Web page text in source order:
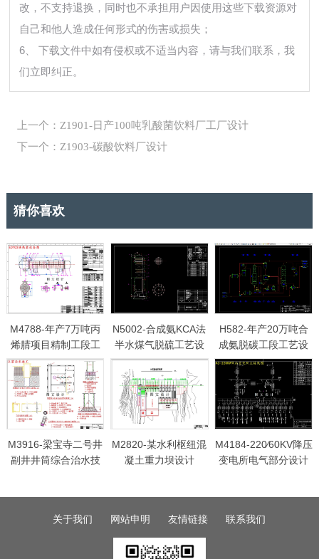
改，不支持退换，同时也不承担用户因使用这些下载资源对
自己和他人造成任何形式的伤害或损失；
6、 下载文件中如有侵权或不适当内容，请与我们联系，我
们立即纠正。
上一个：Z1901-日产100吨乳酸菌饮料厂工厂设计
下一个：Z1903-碳酸饮料厂设计
猜你喜欢
M4788-年产7万吨丙
烯腈项目精制工段工
艺设计
N5002-合成氨KCA法
半水煤气脱硫工艺设
计
H582-年产20万吨合
成氨脱碳工段工艺设
计
M3916-梁宝寺二号井
副井井筒综合治水技
M2820-某水利枢纽混
凝土重力坝设计
M4184-220∕60KV降压
变电所电气部分设计
关于我们 网站申明 友情链接 联系我们